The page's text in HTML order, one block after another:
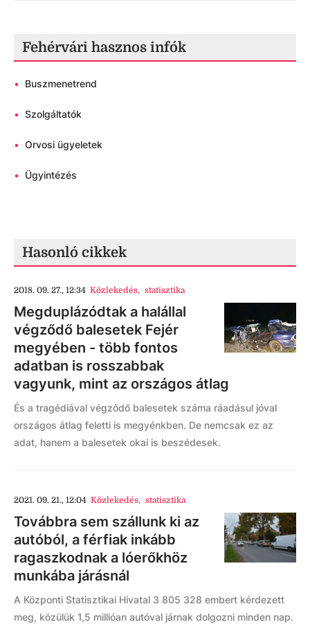
Fehérvári hasznos infók
• Buszmenetrend
• Szolgáltatók
• Orvosi ügyeletek
• Ügyintézés
Hasonló cikkek
2018. 09. 27., 12:34 Közlekedés, statisztika
Megduplázódtak a halállal
végződő balesetek Fejér
megyében - több fontos
adatban is rosszabbak
vagyunk, mint az országos átlag
És a tragédiával végződő balesetek száma ráadásul jóval
országos átlag feletti is megyénkben. De nemcsak ez az
adat, hanem a balesetek okai is beszédesek.
2021. 09. 21., 12:04 Közlekedés, statisztika
Továbbra sem szállunk ki az
autóból, a férfiak inkább
ragaszkodnak a lóerőkhöz
munkába járásnál
A Központi Statisztikai Hivatal 3 805 328 embert kérdezett
meg, közülük 1,5 millióan autóval járnak dolgozni minden nap.